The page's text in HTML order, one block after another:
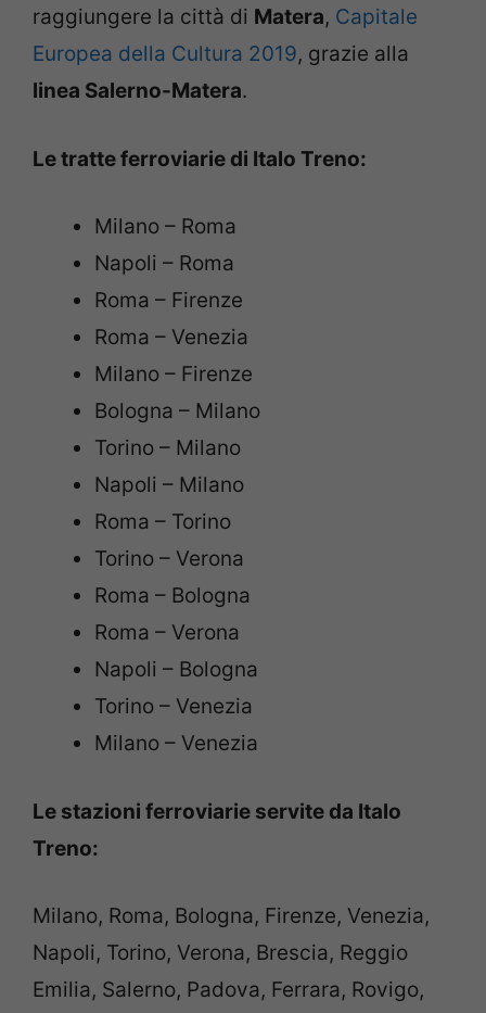
raggiungere la città di Matera, Capitale
Europea della Cultura 2019, grazie alla
linea Salerno-Matera.
Le tratte ferroviarie di Italo Treno:
Milano – Roma
Napoli – Roma
Roma – Firenze
Roma – Venezia
Milano – Firenze
Bologna – Milano
Torino – Milano
Napoli – Milano
Roma – Torino
Torino – Verona
Roma – Bologna
Roma – Verona
Napoli – Bologna
Torino – Venezia
Milano – Venezia
Le stazioni ferroviarie servite da Italo
Treno:
Milano, Roma, Bologna, Firenze, Venezia,
Napoli, Torino, Verona, Brescia, Reggio
Emilia, Salerno, Padova, Ferrara, Rovigo,